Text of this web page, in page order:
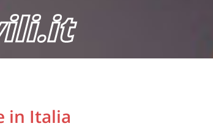
in Italia